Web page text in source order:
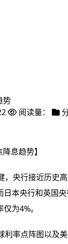
势
阅读量：
息趋势】
，央行接近历史
本央行和英国
为4%。
率点阵图以及